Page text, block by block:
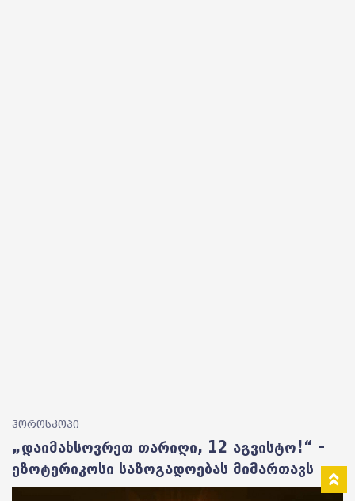
ჰოროსკოპი
„დაიმახსოვრეთ თარიღი, 12 აგვისტო!“ –
ეზოტერიკოსი საზოგადოებას მიმართავს